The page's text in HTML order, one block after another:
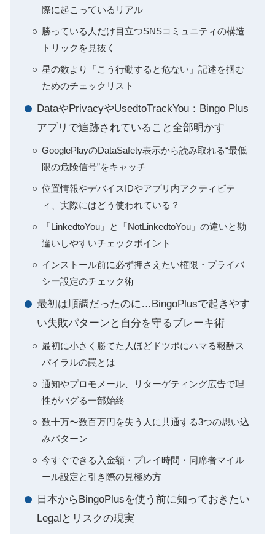
際に起こっているリアル
勝っている人だけ目立つSNSコミュニティの構造
トリックを見抜く
星の数より「こう行動すると危ない」記述を掴む
ためのチェックリスト
DataやPrivacyやUsedtoTrackYou：Bingo Plus
アプリで追跡されていること全部明かす
GooglePlayのDataSafety表示から読み取れる“最低
限の危険信号”をキャッチ
位置情報やデバイスIDやアプリ内アクティビテ
ィ、実際にはどう使われている？
「LinkedtoYou」と「NotLinkedtoYou」の違いと勘
違いしやすいチェックポイント
インストール前に必ず押さえたい権限・プライバ
シー設定のチェック術
最初は順調だったのに…BingoPlusで起きやす
い失敗パターンと自分を守るブレーキ術
最初に小さく勝てた人ほどドツボにハマる報酬ス
パイラルの罠とは
通知やプロモメール、リターゲティング広告で理
性がバグる一部始終
数十万〜数百万円を失う人に共通する3つの思い込
みパターン
今すぐできる入金額・プレイ時間・同席者マイル
ール設定と引き際の見極め方
日本からBingoPlusを使う前に知っておきたい
Legalとリスクの現実